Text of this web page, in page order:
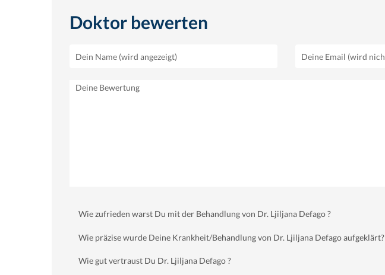
Doktor bewerten
Wie zufrieden warst Du mit der Behandlung von Dr. Ljiljana Defago ?
Wie präzise wurde Deine Krankheit/Behandlung von Dr. Ljiljana Defago aufgeklärt?
Wie gut vertraust Du Dr. Ljiljana Defago ?